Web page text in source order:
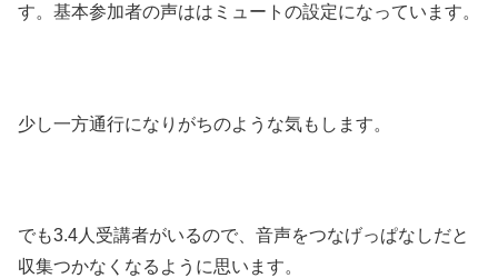
す。基本参加者の声ははミュートの設定になっています。
少し一方通行になりがちのような気もします。
でも3.4人受講者がいるので、音声をつなげっぱなしだと
収集つかなくなるように思います。